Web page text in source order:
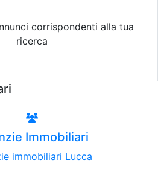
corrispondenti alla tua
ricerca
Immobiliari
immobiliari Lucca